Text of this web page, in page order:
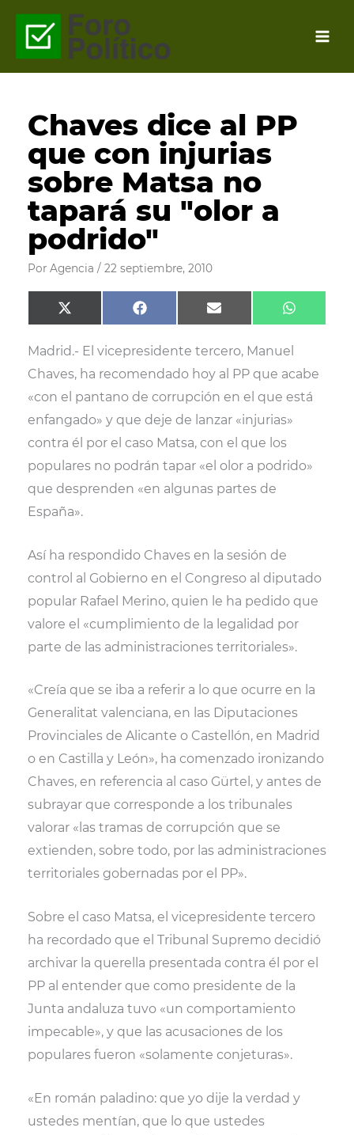
contenido
Chaves dice al PP
que con injurias
sobre Matsa no
tapará su "olor a
podrido"
Por Agencia / 22 septiembre, 2010
Compartir
en
X
(
w
t
t
e
r
)
Compartir
en
F
a
e
o
k
Compartir
en
E
m
i
en
W
h
A
p
p
Madrid.- El vicepresidente tercero, Manuel
Chaves, ha recomendado hoy al PP que acabe
«con el pantano de corrupción en el que está
enfangado» y que deje de lanzar «injurias»
contra él por el caso Matsa, con el que los
populares no podrán tapar «el olor a podrido»
que desprenden «en algunas partes de
España».
Así ha respondido Chaves en la sesión de
control al Gobierno en el Congreso al diputado
popular Rafael Merino, quien le ha pedido que
valore el «cumplimiento de la legalidad por
parte de las administraciones territoriales».
«Creía que se iba a referir a lo que ocurre en la
Generalitat valenciana, en las Diputaciones
Provinciales de Alicante o Castellón, en Madrid
o en Castilla y León», ha comenzado ironizando
Chaves, en referencia al caso Gürtel, y antes de
subrayar que corresponde a los tribunales
valorar «las tramas de corrupción que se
extienden, sobre todo, por las administraciones
territoriales gobernadas por el PP».
Sobre el caso Matsa, el vicepresidente tercero
ha recordado que el Tribunal Supremo decidió
archivar la querella presentada contra él por el
PP al entender que como presidente de la
Junta andaluza tuvo «un comportamiento
impecable», y que las acusaciones de los
populares fueron «solamente conjeturas».
«En román paladino: que yo dije la verdad y
ustedes mentían, que lo que ustedes